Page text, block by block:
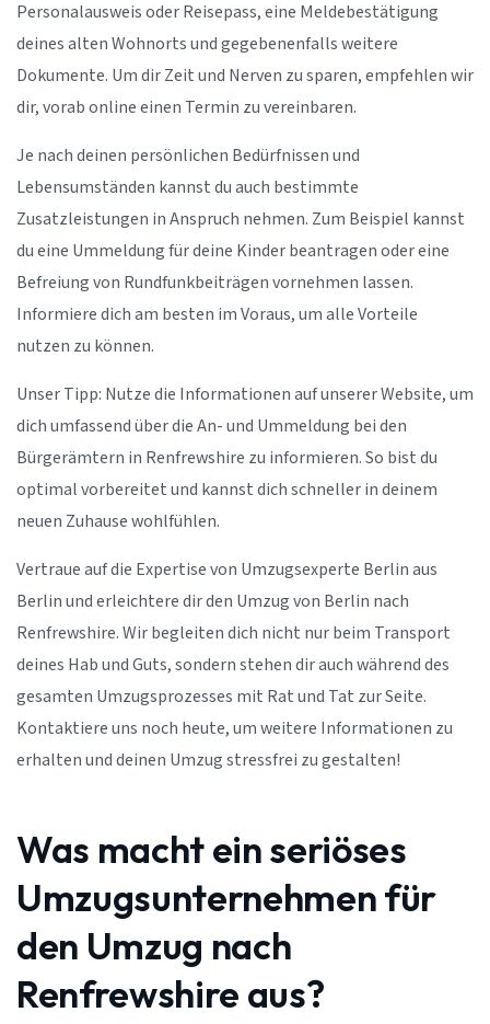
Personalausweis oder Reisepass, eine Meldebestätigung
deines alten Wohnorts und gegebenenfalls weitere
Dokumente. Um dir Zeit und Nerven zu sparen, empfehlen wir
dir, vorab online einen Termin zu vereinbaren.
Je nach deinen persönlichen Bedürfnissen und
Lebensumständen kannst du auch bestimmte
Zusatzleistungen in Anspruch nehmen. Zum Beispiel kannst
du eine Ummeldung für deine Kinder beantragen oder eine
Befreiung von Rundfunkbeiträgen vornehmen lassen.
Informiere dich am besten im Voraus, um alle Vorteile
nutzen zu können.
Unser Tipp: Nutze die Informationen auf unserer Website, um
dich umfassend über die An- und Ummeldung bei den
Bürgerämtern in Renfrewshire zu informieren. So bist du
optimal vorbereitet und kannst dich schneller in deinem
neuen Zuhause wohlfühlen.
Vertraue auf die Expertise von Umzugsexperte Berlin aus
Berlin und erleichtere dir den Umzug von Berlin nach
Renfrewshire. Wir begleiten dich nicht nur beim Transport
deines Hab und Guts, sondern stehen dir auch während des
gesamten Umzugsprozesses mit Rat und Tat zur Seite.
Kontaktiere uns noch heute, um weitere Informationen zu
erhalten und deinen Umzug stressfrei zu gestalten!
Was macht ein seriöses
Umzugsunternehmen für
den Umzug nach
Renfrewshire aus?